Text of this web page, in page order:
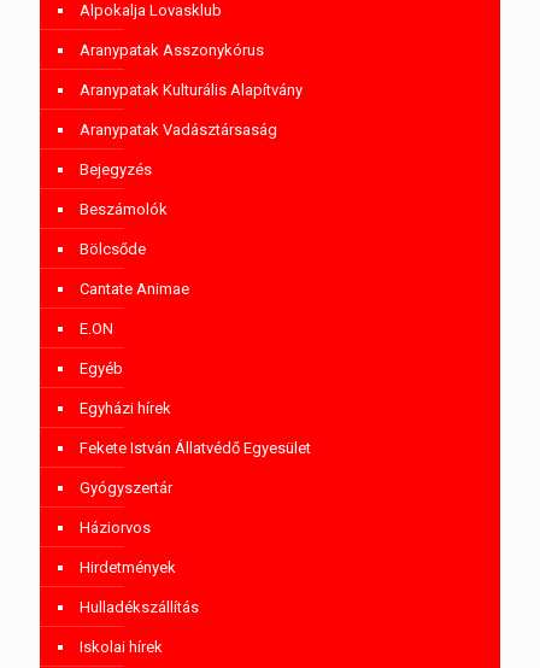
Alpokalja Lovasklub
Aranypatak Asszonykórus
Aranypatak Kulturális Alapítvány
Aranypatak Vadásztársaság
Bejegyzés
Beszámolók
Bölcsőde
Cantate Animae
E.ON
Egyéb
Egyházi hírek
Fekete István Állatvédő Egyesület
Gyógyszertár
Háziorvos
Hirdetmények
Hulladékszállítás
Iskolai hírek